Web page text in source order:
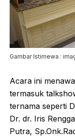
Gambar Istimewa :
Acara ini
termasuk
ternama seperti
Dr. dr. Iris
Putra,